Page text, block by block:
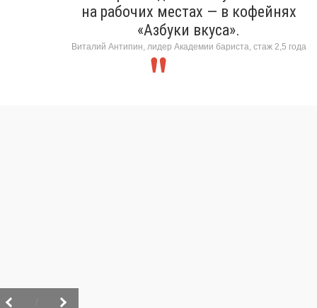
на рабочих местах — в кофейнях
«Азбуки вкуса».
Виталий Антипин, лидер Академии бариста, стаж 2,5 года